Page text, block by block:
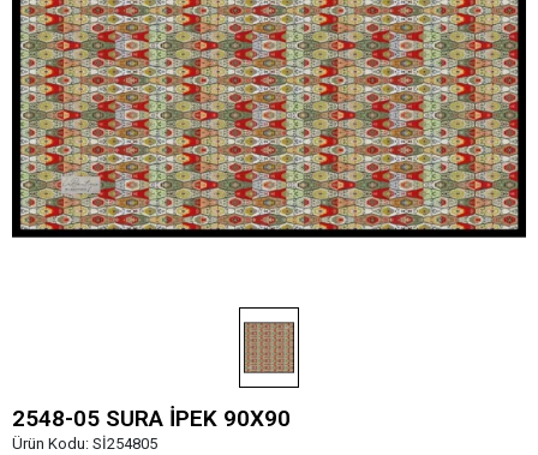
2548-05 SURA İPEK 90X90
Ürün Kodu: Sİ254805